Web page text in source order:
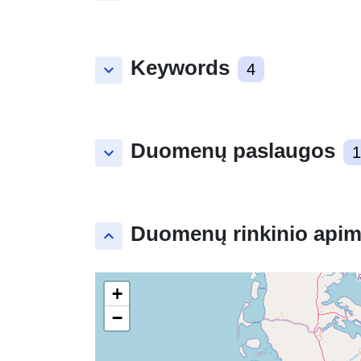
keyboard_arrow_down Keywords 4
keyboard_arrow_down Duomenų paslaugos 1
keyboard_arrow_up Duomenų rinkinio
+
−